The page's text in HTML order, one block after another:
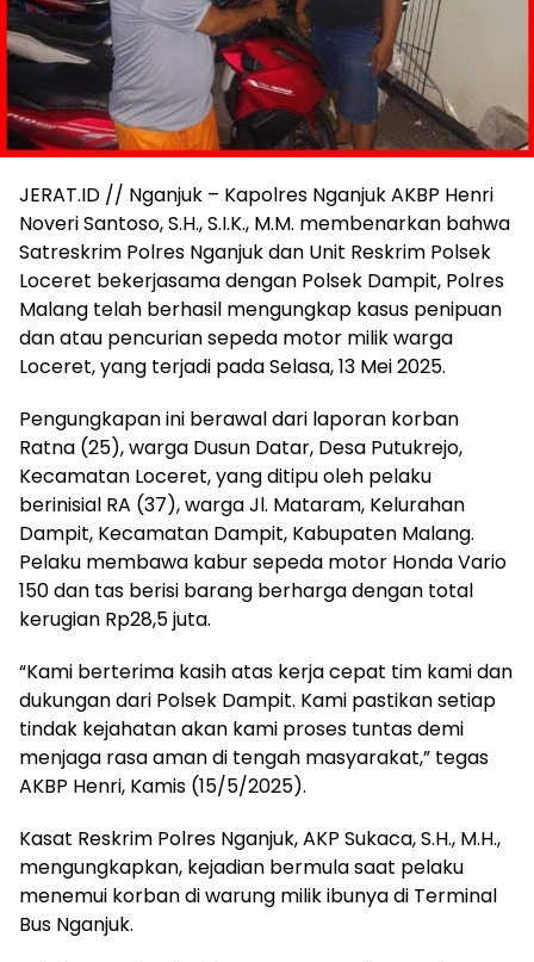
JERAT.ID // Nganjuk – Kapolres Nganjuk AKBP Henri
Noveri Santoso, S.H., S.I.K., M.M. membenarkan bahwa
Satreskrim Polres Nganjuk dan Unit Reskrim Polsek
Loceret bekerjasama dengan Polsek Dampit, Polres
Malang telah berhasil mengungkap kasus penipuan
dan atau pencurian sepeda motor milik warga
Loceret, yang terjadi pada Selasa, 13 Mei 2025.
Pengungkapan ini berawal dari laporan korban
Ratna (25), warga Dusun Datar, Desa Putukrejo,
Kecamatan Loceret, yang ditipu oleh pelaku
berinisial RA (37), warga Jl. Mataram, Kelurahan
Dampit, Kecamatan Dampit, Kabupaten Malang.
Pelaku membawa kabur sepeda motor Honda Vario
150 dan tas berisi barang berharga dengan total
kerugian Rp28,5 juta.
“Kami berterima kasih atas kerja cepat tim kami dan
dukungan dari Polsek Dampit. Kami pastikan setiap
tindak kejahatan akan kami proses tuntas demi
menjaga rasa aman di tengah masyarakat,” tegas
AKBP Henri, Kamis (15/5/2025).
Kasat Reskrim Polres Nganjuk, AKP Sukaca, S.H., M.H.,
mengungkapkan, kejadian bermula saat pelaku
menemui korban di warung milik ibunya di Terminal
Bus Nganjuk.